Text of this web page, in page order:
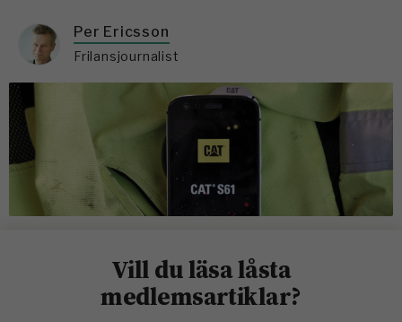
Per Ericsson
Frilansjournalist
Vill du läsa låsta
medlemsartiklar?